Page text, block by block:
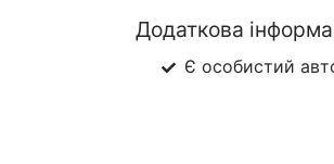
Додаткова
Є особистий